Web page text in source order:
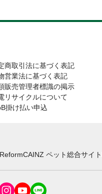
商取引法に基づく表記
営業法に基づく表記
販売管理者標識の掲示
リサイクルについて
掛け払い申込
CAINZ ペット総合サイト